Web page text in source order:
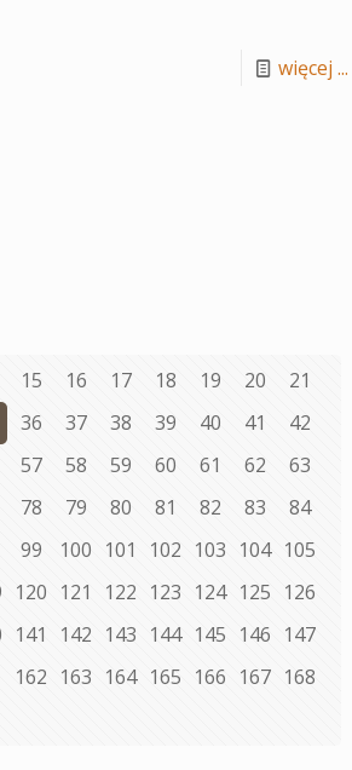
więcej ...
15 16 17 18 19 20
21
36 37 38 39 40 41
42
57 58 59 60 61 62
63
78 79 80 81 82 83
84
99 100 101 102 103 104 105
120 121 122 123 124 125 126
141 142 143 144 145 146 147
162 163 164 165 166 167 168